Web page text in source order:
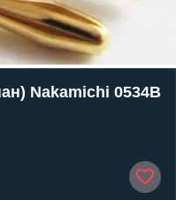
Nakamichi 0534B